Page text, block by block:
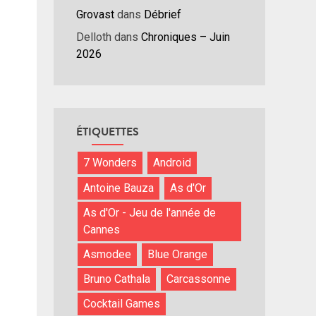
Grovast dans Débrief
Delloth dans Chroniques – Juin
2026
ÉTIQUETTES
7 Wonders
Android
Antoine Bauza
As d'Or
As d'Or - Jeu de l'année de
Cannes
Asmodee
Blue Orange
Bruno Cathala
Carcassonne
Cocktail Games